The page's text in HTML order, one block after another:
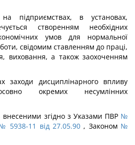
підприємствах, в установах,
створенням необхідних
умов для нормальної
свідомим ставленням до праці,
виховання, а також заохоченням
заходи дисциплінарного впливу
окремих несумлінних
внесеними згідно з Указами ПВР №
5938-11 від 27.05.90, Законом №